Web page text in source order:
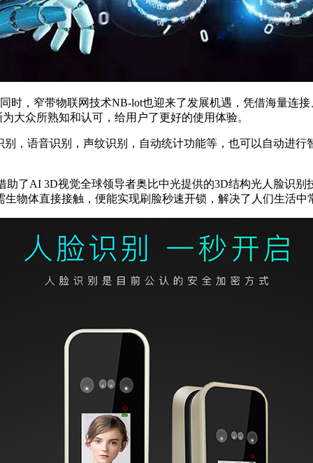
窄带物联网技术NB-lot也迎来了发展机遇，凭借海量连接
大众所熟知和认可，给用户了更好的使用体验。
语音识别，声纹识别，自动统计功能等，也可以自动进行
AI 3D视觉全球领导者奥比中光提供的3D结构光人脸识别
物体直接接触，便能实现刷脸秒速开锁，解决了人们生活